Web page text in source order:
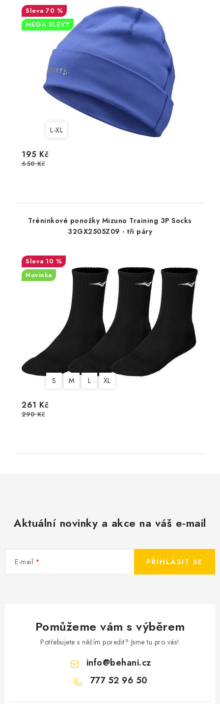
70 %
MEGA SLEVY
L-XL
195 Kč
650 Kč
Tréninkové ponožky Mizuno Training 3P Socks
32GX2505Z09 - tři páry
10 %
Novinka
S M L XL
261 Kč
290 Kč
Aktuální novinky a akce na váš e-mail
E-mail PŘIHLÁSIT SE
Pomůžeme vám s výběrem
Potřebujete s něčím poradit? Jsme tu pro vás!
info@behani.cz
777 52 96 50